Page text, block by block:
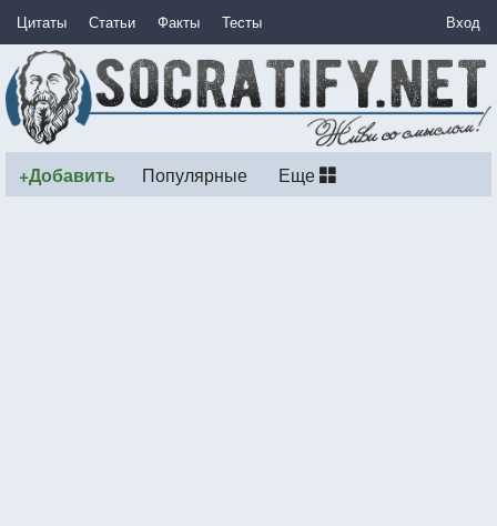
Цитаты Статьи Факты Тесты Вход
+Добавить Популярные Еще